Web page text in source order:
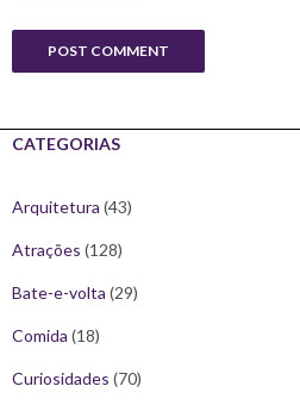
CATEGORIAS
Arquitetura (43)
Atrações (128)
Bate-e-volta (29)
Comida (18)
Curiosidades (70)